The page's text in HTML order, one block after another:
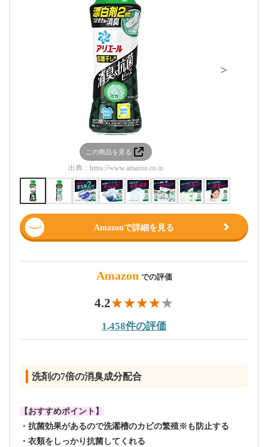
この商品を見る
出典： https://www.amazon.co.jp
＞
Amazonで詳細を見る
Amazon での評価
4.2
1,458件の評価
洗剤の7倍の消臭成分配合
【おすすめポイント】
・抗菌効果があるので洗濯槽のカビの繁殖※も防止する
・衣類をしっかり抗菌してくれる